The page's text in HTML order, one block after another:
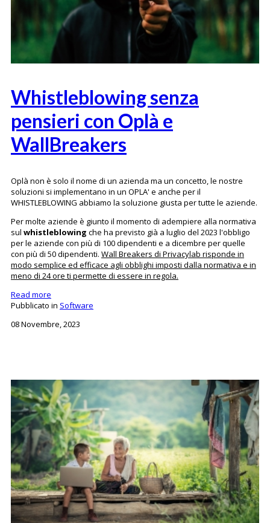
Whistleblowing senza
pensieri con Oplà e
WallBreakers
Oplà non è solo il nome di un azienda ma un concetto, le nostre
soluzioni si implementano in un OPLA' e anche per il
WHISTLEBLOWING abbiamo la soluzione giusta per tutte le aziende.
Per molte aziende è giunto il momento di adempiere alla normativa
sul whistleblowing che ha previsto già a luglio del 2023 l'obbligo
per le aziende con più di 100 dipendenti e a dicembre per quelle
con più di 50 dipendenti. Wall Breakers di Privacylab risponde in
modo semplice ed efficace agli obblighi imposti dalla normativa e in
meno di 24 ore ti permette di essere in regola.
Read more
Pubblicato in Software
08 Novembre, 2023